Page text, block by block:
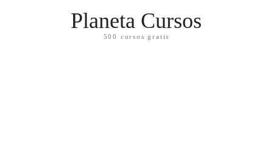
Planeta Cursos
500 cursos gratis